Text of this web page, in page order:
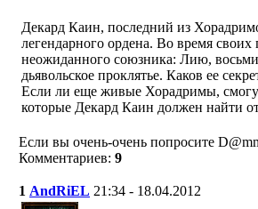
Декард Каин, последний из
легендарного ордена. Во время
неожиданного союзника: Лию,
дьявольское проклятье. Каков ее
Если ли еще живые Хорадримы,
которые Декард Каин должен найти
Если вы очень-очень попросите
Комментариев: 9
1 AndRiEL 21:34 - 18.04.2012